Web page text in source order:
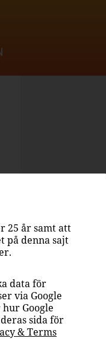
25 år samt att
på denna sajt
data för
via Google
Google
sida för
& Terms